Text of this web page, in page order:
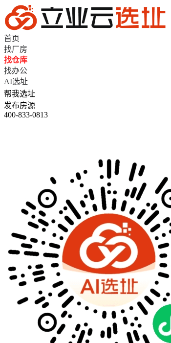
首页
找厂房
找仓库
找办公
AI选址
帮我选址
发布房源
400-833-0813